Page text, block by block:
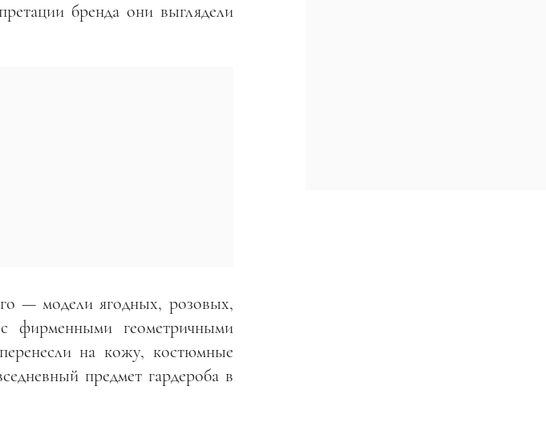
бренда они выглядели
— модели ягодных, розовых,
геометричными
на кожу, костюмные
предмет гардероба в